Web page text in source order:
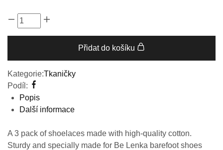
Přidat do košíku
Kategorie:Tkaničky
Podíl:
Popis
Další informace
A 3 pack of shoelaces made with high-quality cotton.
Sturdy and specially made for Be Lenka barefoot shoes